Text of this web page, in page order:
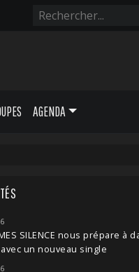
AGENDA
SILENCE nous prépare à
un nouveau single